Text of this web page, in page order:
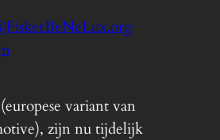
variant van
zijn nu tijdelijk